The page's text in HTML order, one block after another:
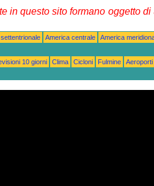
in questo sito formano oggetto
America centrale
America
10 giorni Clima Cicloni Fulmine
Aeroporti